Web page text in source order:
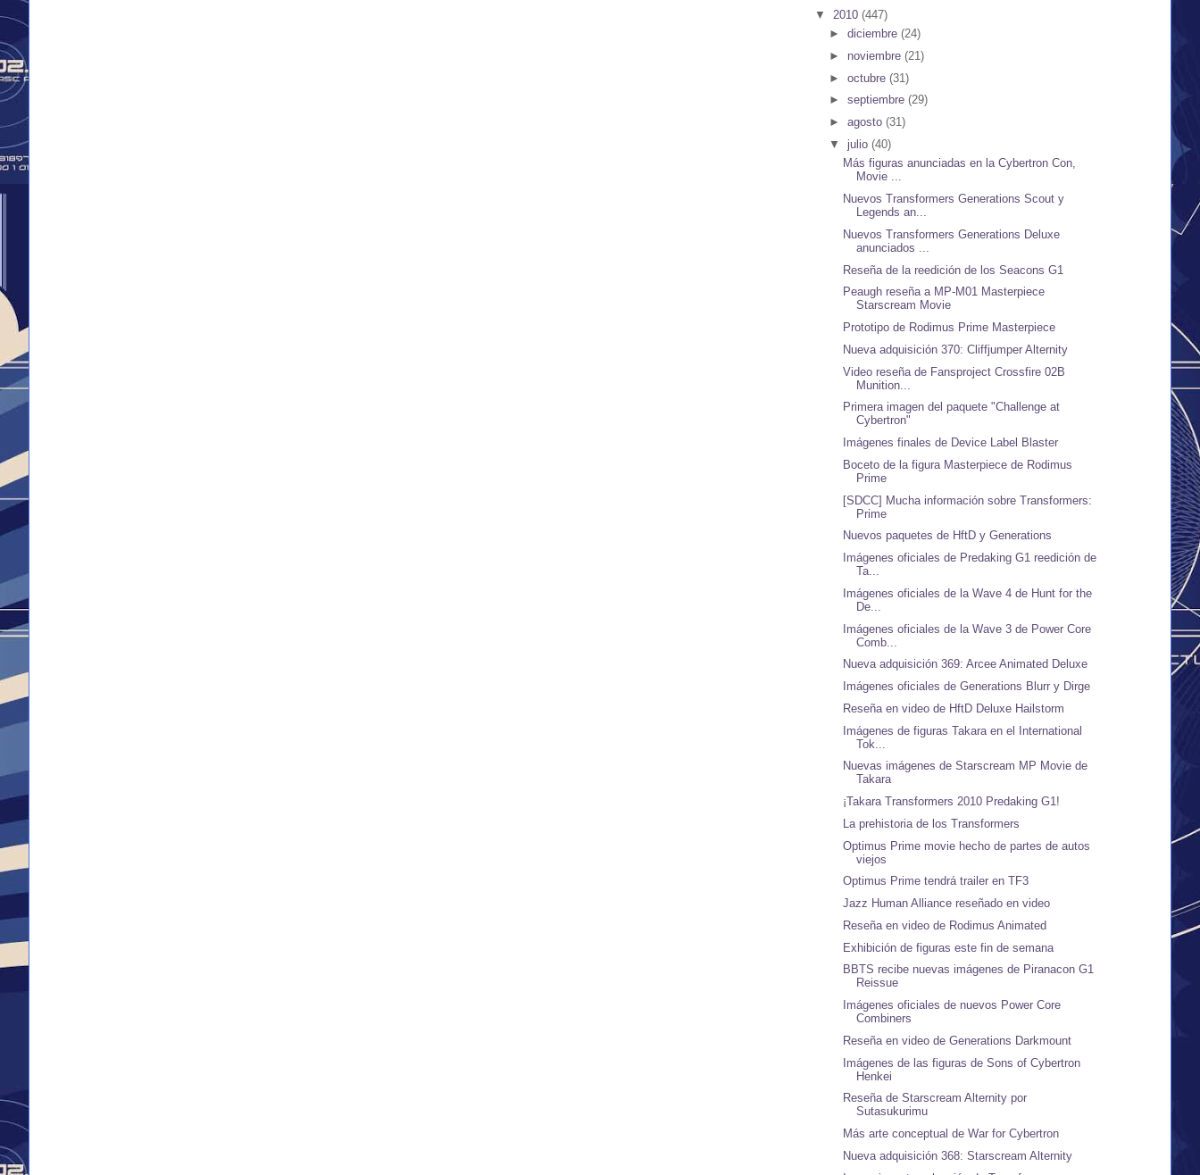
▼ 2010 (447)
► diciembre (24)
► noviembre (21)
► octubre (31)
► septiembre (29)
► agosto (31)
▼ julio (40)
Más figuras anunciadas en la Cybertron Con,
Movie ...
Nuevos Transformers Generations Scout y
Legends an...
Nuevos Transformers Generations Deluxe
anunciados ...
Reseña de la reedición de los Seacons G1
Peaugh reseña a MP-M01 Masterpiece
Starscream Movie
Prototipo de Rodimus Prime Masterpiece
Nueva adquisición 370: Cliffjumper Alternity
Video reseña de Fansproject Crossfire 02B
Munition...
Primera imagen del paquete "Challenge at
Cybertron"
Imágenes finales de Device Label Blaster
Boceto de la figura Masterpiece de Rodimus
Prime
[SDCC] Mucha información sobre Transformers:
Prime
Nuevos paquetes de HftD y Generations
Imágenes oficiales de Predaking G1 reedición de
Ta...
Imágenes oficiales de la Wave 4 de Hunt for the
De...
Imágenes oficiales de la Wave 3 de Power Core
Comb...
Nueva adquisición 369: Arcee Animated Deluxe
Imágenes oficiales de Generations Blurr y Dirge
Reseña en video de HftD Deluxe Hailstorm
Imágenes de figuras Takara en el International
Tok...
Nuevas imágenes de Starscream MP Movie de
Takara
¡Takara Transformers 2010 Predaking G1!
La prehistoria de los Transformers
Optimus Prime movie hecho de partes de autos
viejos
Optimus Prime tendrá trailer en TF3
Jazz Human Alliance reseñado en video
Reseña en video de Rodimus Animated
Exhibición de figuras este fin de semana
BBTS recibe nuevas imágenes de Piranacon G1
Reissue
Imágenes oficiales de nuevos Power Core
Combiners
Reseña en video de Generations Darkmount
Imágenes de las figuras de Sons of Cybertron
Henkei
Reseña de Starscream Alternity por
Sutasukurimu
Más arte conceptual de War for Cybertron
Nueva adquisición 368: Starscream Alternity